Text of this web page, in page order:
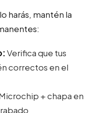
harás, mantén la
Verifica que tus
correctos en el
+ chapa en